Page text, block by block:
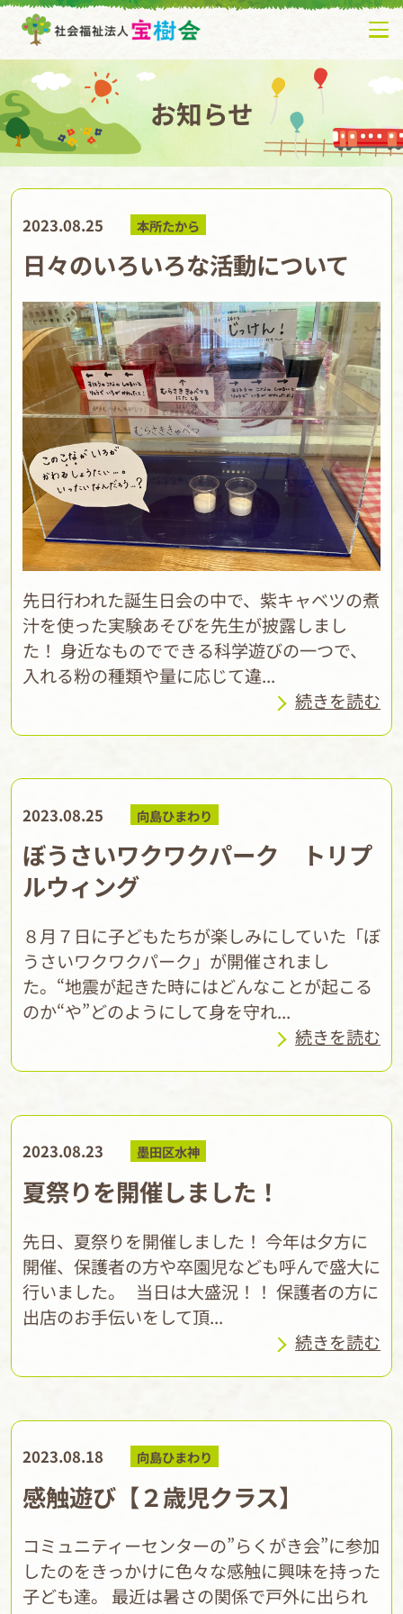
お知らせ
2023.08.25 本所たから
日々のいろいろな活動について
先日行われた誕生日会の中で、紫キャベツの煮
汁を使った実験あそびを先生が披露しまし
た！ 身近なものでできる科学遊びの一つで、
入れる粉の種類や量に応じて違...
続きを読む
2023.08.25 向島ひまわり
ぼうさいワクワクパーク トリプ
ルウィング
８月７日に子どもたちが楽しみにしていた「ぼ
うさいワクワクパーク」が開催されまし
た。“地震が起きた時にはどんなことが起こる
のか“や”どのようにして身を守れ...
続きを読む
2023.08.23 墨田区水神
夏祭りを開催しました！
先日、夏祭りを開催しました！ 今年は夕方に
開催、保護者の方や卒園児なども呼んで盛大に
行いました。 当日は大盛況！！ 保護者の方に
出店のお手伝いをして頂...
続きを読む
2023.08.18 向島ひまわり
感触遊び【２歳児クラス】
コミュニティーセンターの”らくがき会”に参加
したのをきっかけに色々な感触に興味を持った
子ども達。 最近は暑さの関係で戸外に出られ